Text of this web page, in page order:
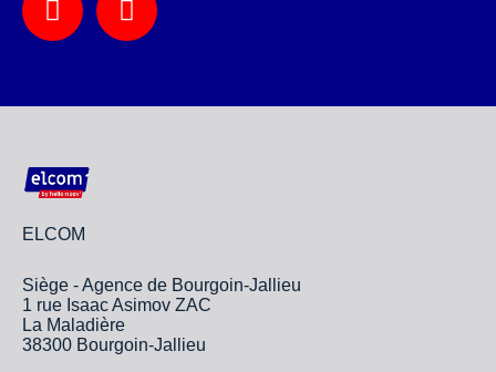
ELCOM
Siège - Agence de Bourgoin-Jallieu
1 rue Isaac Asimov ZAC
La Maladière
38300 Bourgoin-Jallieu